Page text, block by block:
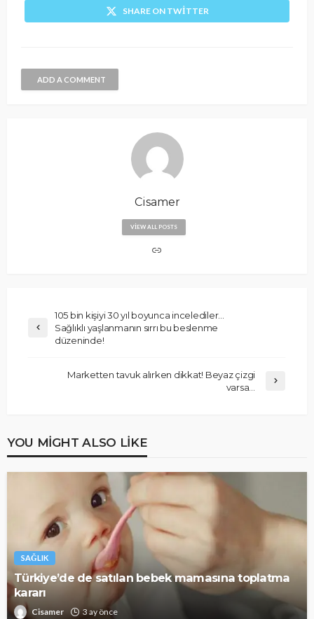
SHARE ON TWITTER
ADD A COMMENT
Cisamer
VIEW ALL POSTS
105 bin kişiyi 30 yıl boyunca incelediler…
Sağlıklı yaşlanmanın sırrı bu beslenme
düzeninde!
Marketten tavuk alırken dikkat! Beyaz çizgi
varsa…
YOU MIGHT ALSO LIKE
SAĞLIK
Türkiye’de de satılan bebek mamasına toplatma
kararı
Cisamer 3 ay önce